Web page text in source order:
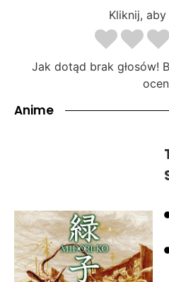
Kliknij,
Jak dotąd brak głosów!
Anime